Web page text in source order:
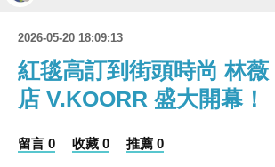
2026-05-20 18:09:13
紅毯高訂到街頭時尚 林
店 V.KOORR 盛大開幕！
留言 0 收藏 0 推薦 0